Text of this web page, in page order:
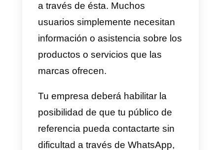
Crear un link de
WhatsApp: he aquí cómo